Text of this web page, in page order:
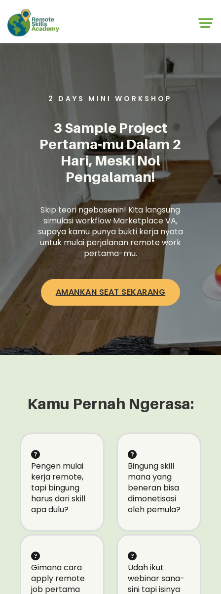
Skip to main content
Skip to footer
2 DAYS MINI WORKSHOP
3 Sample Project
Pertama-mu Dalam 2
Hari, Meski Nol
Pengalaman!
Skip teori ngebosenin! Kita langsung
simulasi workflow Marketplace VA,
supaya kamu punya bukti kerja nyata
untuk mulai perjalanan remote work
pertama-mu.
AMANKAN SEAT SEKARANG
Kamu Pernah Ngerasa:
Pengen mulai
kerja remote,
tapi bingung
harus dari skill
apa dulu?
Bingung skill
mana yang
beneran bisa
dimonetisasi
oleh pemula?
Gimana cara
apply remote
job pertama
Udah ikut
webinar sana-
sini tapi isinya